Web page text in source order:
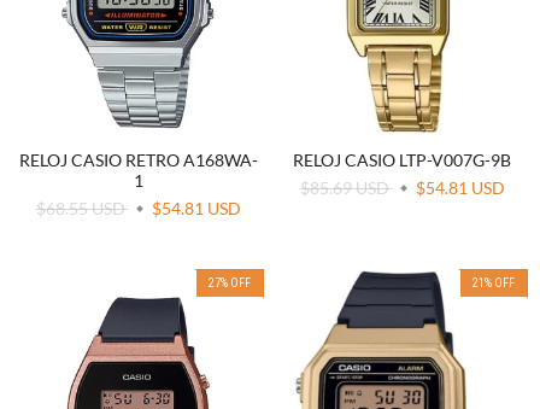
RELOJ CASIO RETRO A168WA-
1
$68.55 USD
$54.81 USD
RELOJ CASIO LTP-V007G-9B
$85.69 USD
$54.81 USD
27% OFF 21 % OFF